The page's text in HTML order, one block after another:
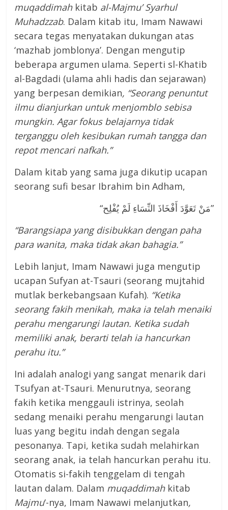
muqaddimahkitab al-Majmu’ Syarhul
Muhadzzab. Dalam kitab itu, Imam Nawawi
secara tegas menyatakan dukungan atas
‘mazhab jomblonya’. Dengan mengutip
beberapa argumen ulama. Seperti sl-Khatib
al-Bagdadi (ulama ahli hadis dan sejarawan)
yang berpesan demikian, “Seorang penuntut
ilmu dianjurkan untuk menjomblo sebisa
mungkin. Agar fokus belajarnya tidak
terganggu oleh kesibukan rumah tangga dan
repot mencari nafkah.”
Dalam kitab yang sama juga dikutip ucapan
seorang sufi besar Ibrahim bin Adham,
“مَنْ تَعَوَّدَ أَفْخَاذَ النِّسَاءِ لَمْ يُفْلِح”
“Barangsiapa yang disibukkan dengan paha
para wanita, maka tidak akan bahagia.”
Lebih lanjut, Imam Nawawi juga mengutip
ucapan Sufyan at-Tsauri (seorang mujtahid
mutlak berkebangsaan Kufah). “Ketika
seorang fakih menikah, maka ia telah menaiki
perahu mengarungi lautan. Ketika sudah
memiliki anak, berarti telah ia hancurkan
perahu itu.”
Ini adalah analogi yang sangat menarik dari
Tsufyan at-Tsauri. Menurutnya, seorang
fakih ketika menggauli istrinya, seolah
sedang menaiki perahu mengarungi lautan
luas yang begitu indah dengan segala
pesonanya. Tapi, ketika sudah melahirkan
seorang anak, ia telah hancurkan perahu itu.
Otomatis si-fakih tenggelam di tengah
lautan dalam. Dalam muqaddimahkitab
Majmu‘-nya, Imam Nawawi melanjutkan,